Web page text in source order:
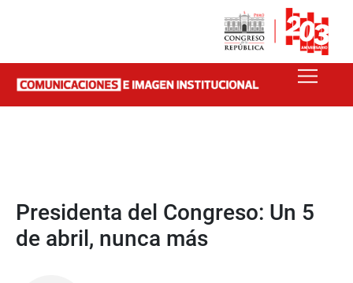
Presidenta del Congreso: Un 5
de abril, nunca más